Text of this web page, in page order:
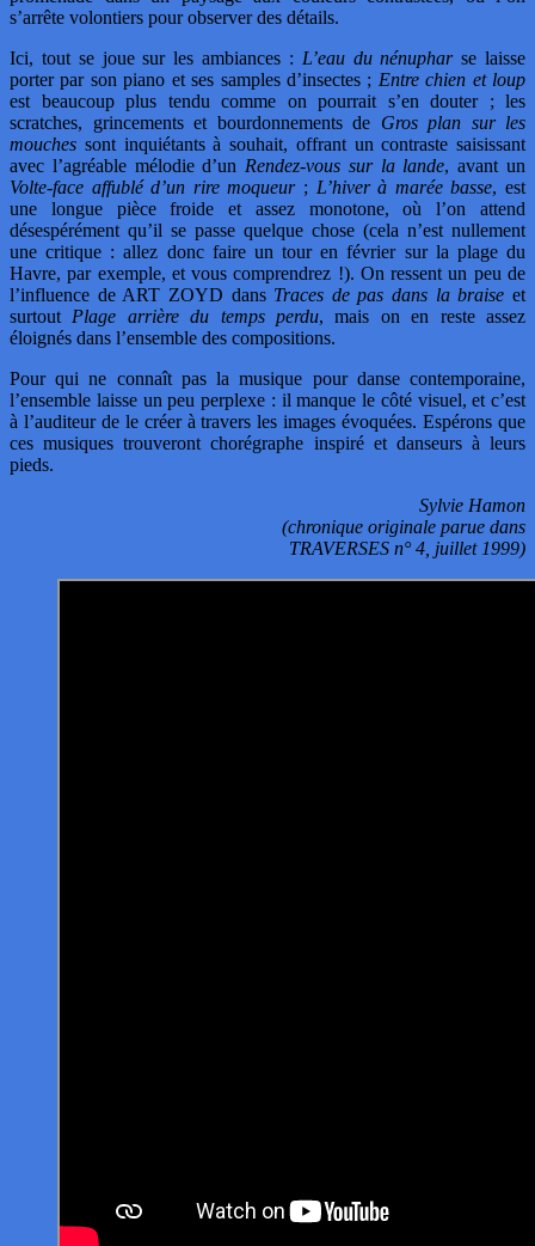
s’arrête volontiers pour observer des détails.
Ici, tout se joue sur les ambiances : L’eau du nénupharse laisse
porter par son piano et ses samples d’insectes ; Entre chien et loup
est beaucoup plus tendu comme on pourrait s’en douter ; les
scratches, grincements et bourdonnements de Gros plan sur les
mouches sont inquiétants à souhait, offrant un contraste saisissant
avec l’agréable mélodie d’un Rendez-vous sur la lande, avant un
Volte-face affublé d’un rire moqueur; L’hiver à marée basse, est
une longue pièce froide et assez monotone, où l’on attend
désespérément qu’il se passe quelque chose (cela n’est nullement
une critique : allez donc faire un tour en février sur la plage du
Havre, par exemple, et vous comprendrez !). On ressent un peu de
l’influence de ART ZOYD dans Traces de pas dans la braise et
surtout Plage arrière du temps perdu, mais on en reste assez
éloignés dans l’ensemble des compositions.
Pour qui ne connaît pas la musique pour danse contemporaine,
l’ensemble laisse un peu perplexe : il manque le côté visuel, et c’est
à l’auditeur de le créer à travers les images évoquées. Espérons que
ces musiques trouveront chorégraphe inspiré et danseurs à leurs
pieds.
Sylvie Hamon
(chronique originale parue dans
TRAVERSES n° 4, juillet 1999)